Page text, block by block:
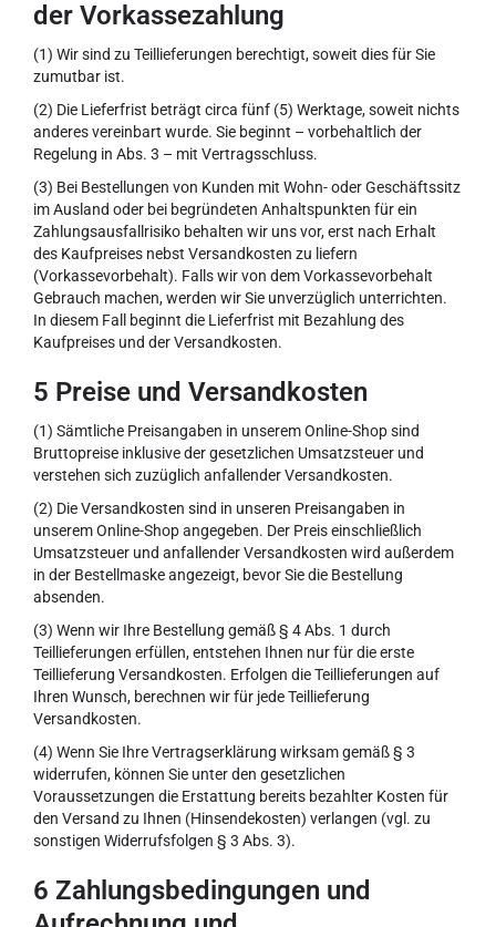
der Vorkassezahlung
(1) Wir sind zu Teillieferungen berechtigt, soweit dies für Sie
zumutbar ist.
(2) Die Lieferfrist beträgt circa fünf (5) Werktage, soweit nichts
anderes vereinbart wurde. Sie beginnt – vorbehaltlich der
Regelung in Abs. 3 – mit Vertragsschluss.
(3) Bei Bestellungen von Kunden mit Wohn- oder Geschäftssitz
im Ausland oder bei begründeten Anhaltspunkten für ein
Zahlungsausfallrisiko behalten wir uns vor, erst nach Erhalt
des Kaufpreises nebst Versandkosten zu liefern
(Vorkassevorbehalt). Falls wir von dem Vorkassevorbehalt
Gebrauch machen, werden wir Sie unverzüglich unterrichten.
In diesem Fall beginnt die Lieferfrist mit Bezahlung des
Kaufpreises und der Versandkosten.
5 Preise und Versandkosten
(1) Sämtliche Preisangaben in unserem Online-Shop sind
Bruttopreise inklusive der gesetzlichen Umsatzsteuer und
verstehen sich zuzüglich anfallender Versandkosten.
(2) Die Versandkosten sind in unseren Preisangaben in
unserem Online-Shop angegeben. Der Preis einschließlich
Umsatzsteuer und anfallender Versandkosten wird außerdem
in der Bestellmaske angezeigt, bevor Sie die Bestellung
absenden.
(3) Wenn wir Ihre Bestellung gemäß § 4 Abs. 1 durch
Teillieferungen erfüllen, entstehen Ihnen nur für die erste
Teillieferung Versandkosten. Erfolgen die Teillieferungen auf
Ihren Wunsch, berechnen wir für jede Teillieferung
Versandkosten.
(4) Wenn Sie Ihre Vertragserklärung wirksam gemäß § 3
widerrufen, können Sie unter den gesetzlichen
Voraussetzungen die Erstattung bereits bezahlter Kosten für
den Versand zu Ihnen (Hinsendekosten) verlangen (vgl. zu
sonstigen Widerrufsfolgen § 3 Abs. 3).
6 Zahlungsbedingungen und